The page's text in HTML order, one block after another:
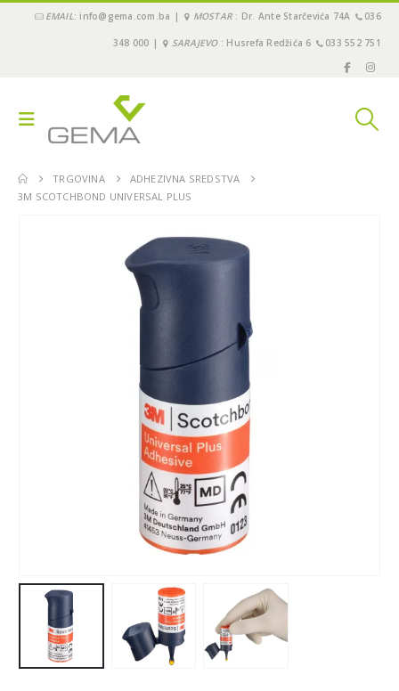
EMAIL: info@gema.com.ba | MOSTAR : Dr. Ante Starčevića 74A 036
348 000 | SARAJEVO: Husrefa Redžića 6 033 552 751
TRGOVINA
ADHEZIVNA SREDSTVA
3M SCOTCHBOND UNIVERSAL PLUS